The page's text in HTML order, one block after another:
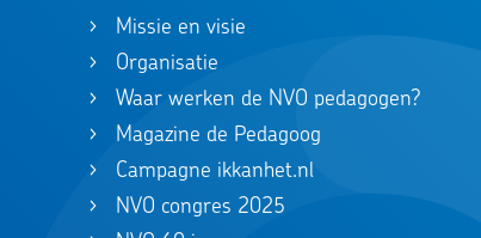
Missie en visie
Organisatie
Waar werken de NVO pedagogen?
Magazine de Pedagoog
Campagne ikkanhet.nl
NVO congres 2025